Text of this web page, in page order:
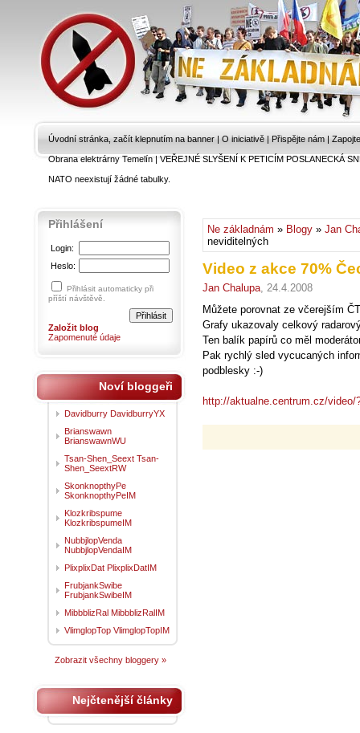
Úvodní stránka, začít klepnutím na banner | O iniciativě | Přispějte nám |
Obrana elektrárny Temelín|VEŘEJNÉ SLYŠENÍ K PETICÍM POSLANECKÁ
NATO neexistují žádné tabulky.
Ne základnám » Blogy » Jan
neviditelných
Video z akce 70%
Jan Chalupa, 24.4.2008
Můžete porovnat ze včerejším
Grafy ukazovaly celkový
Ten balík papírů co měl
Pak rychlý sled vycucaných
podblesky :-)
http://aktualne.centrum.cz/video/
Přihlášení
Login:
Heslo:
Přihlásit automaticky při
příští návštěvě.
Založit blog
Zapomenuté údaje
Noví bloggeři
Davidburry DavidburryYX
Brianswawn
BrianswawnWU
Tsan-Shen_Seext Tsan-
Shen_SeextRW
SkonknopthyPe
SkonknopthyPeIM
Klozkribspume
KlozkribspumeIM
NubbjlopVenda
NubbjlopVendaIM
PlixplixDat PlixplixDatIM
FrubjankSwibe
FrubjankSwibeIM
MibbblizRal MibbblizRalIM
VlimglopTop VlimglopTopIM
Zobrazit všechny bloggery »
Nejčtenější články